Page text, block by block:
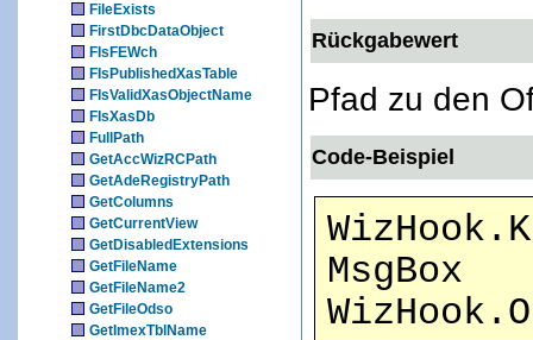
FileExists
FirstDbcDataObject
FIsFEWch
FIsPublishedXasTable
FIsValidXasObjectName
FIsXasDb
FullPath
GetAccWizRCPath
GetAdeRegistryPath
GetColumns
GetCurrentView
GetDisabledExtensions
GetFileName
GetFileName2
GetFileOdso
GetImexTblName
Rückgabewert
Pfad zu den
Code-Beispiel
MsgBox